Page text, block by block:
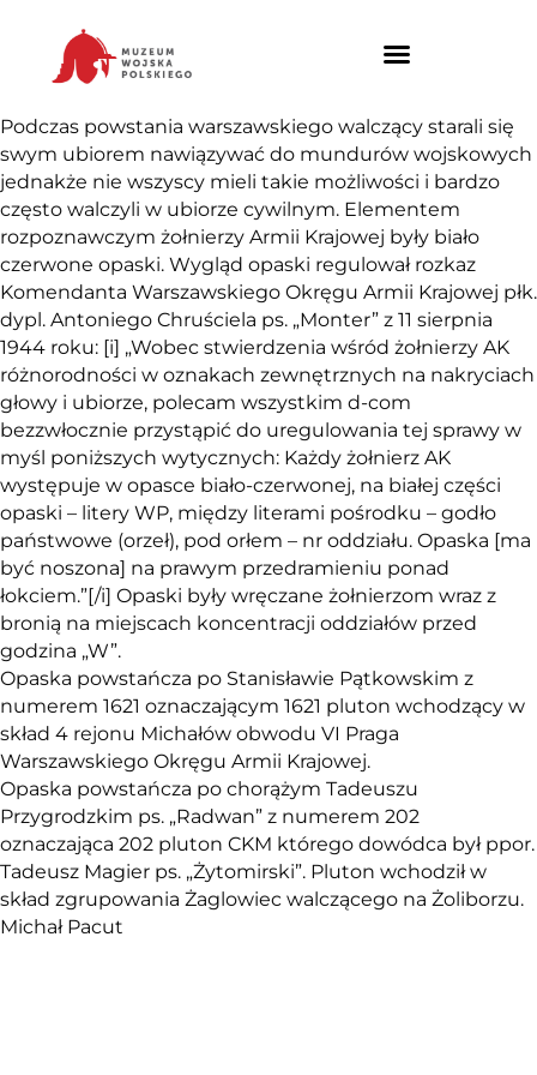
Podczas powstania warszawskiego walczący starali się
swym ubiorem nawiązywać do mundurów wojskowych
jednakże nie wszyscy mieli takie możliwości i bardzo
często walczyli w ubiorze cywilnym. Elementem
rozpoznawczym żołnierzy Armii Krajowej były biało
czerwone opaski. Wygląd opaski regulował rozkaz
Komendanta Warszawskiego Okręgu Armii Krajowej płk.
dypl. Antoniego Chruściela ps. „Monter” z 11 sierpnia
1944 roku: [i] „Wobec stwierdzenia wśród żołnierzy AK
różnorodności w oznakach zewnętrznych na nakryciach
głowy i ubiorze, polecam wszystkim d-com
bezzwłocznie przystąpić do uregulowania tej sprawy w
myśl poniższych wytycznych: Każdy żołnierz AK
występuje w opasce biało-czerwonej, na białej części
opaski – litery WP, między literami pośrodku – godło
państwowe (orzeł), pod orłem – nr oddziału. Opaska [ma
być noszona] na prawym przedramieniu ponad
łokciem.”[/i] Opaski były wręczane żołnierzom wraz z
bronią na miejscach koncentracji oddziałów przed
godzina „W”.
Opaska powstańcza po Stanisławie Pątkowskim z
numerem 1621 oznaczającym 1621 pluton wchodzący w
skład 4 rejonu Michałów obwodu VI Praga
Warszawskiego Okręgu Armii Krajowej.
Opaska powstańcza po chorążym Tadeuszu
Przygrodzkim ps. „Radwan” z numerem 202
oznaczająca 202 pluton CKM którego dowódca był ppor.
Tadeusz Magier ps. „Żytomirski”. Pluton wchodził w
skład zgrupowania Żaglowiec walczącego na Żoliborzu.
Michał Pacut